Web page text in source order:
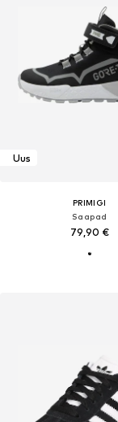
Uus
PRIMIGI
Saapad
79,90 €